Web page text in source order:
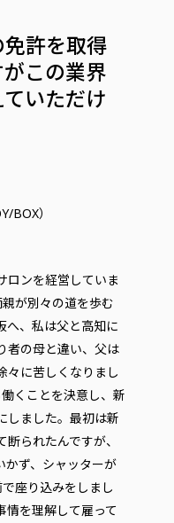
許を取得
この業界
いただけ
ロンを経営していま
が別々の道を歩む
へ、私は父と高知に
者の母と違い、父は
々に苦しくなりまし
くことを決意し、新
しました。最初は新
られたんですが、
かず、シャッターが
座り込みをしまし
情を理解して雇って